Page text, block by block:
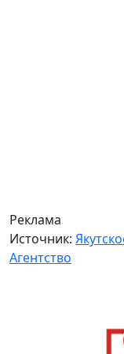
Реклама
Источник:
Агентство